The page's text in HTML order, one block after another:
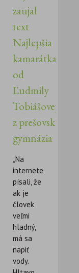
zaujal
text
Najlepšia
kamarátka
od
Ľudmily
Tobiášovej
z prešovského
gymnázia
„Na
internete
písali, že
ak je
človek
veľmi
hladný,
má sa
napiť
vody.